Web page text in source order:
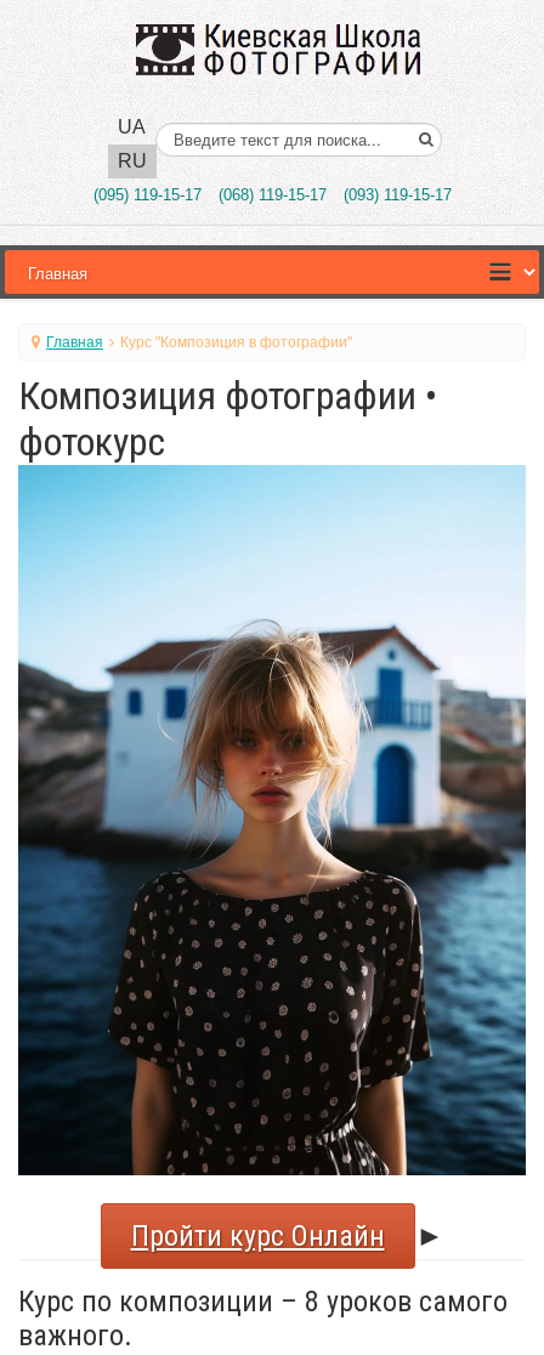
UA
RU
Поиск..
(095) 119-15-17 (068) 119-15-17 (093) 119-15-17
Главная Курс "Композиция в фотографии"
Композиция фотографии •
фотокурс
Пройти курс Онлайн
►
Курс по композиции – 8 уроков самого
важного.